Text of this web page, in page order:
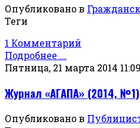
Опубликовано в
Теги
1 Комментарий
Подробнее ...
Пятница, 21 марта 2014 11:09
Журнал «АГАПА» (2014, №1)
Опубликовано в